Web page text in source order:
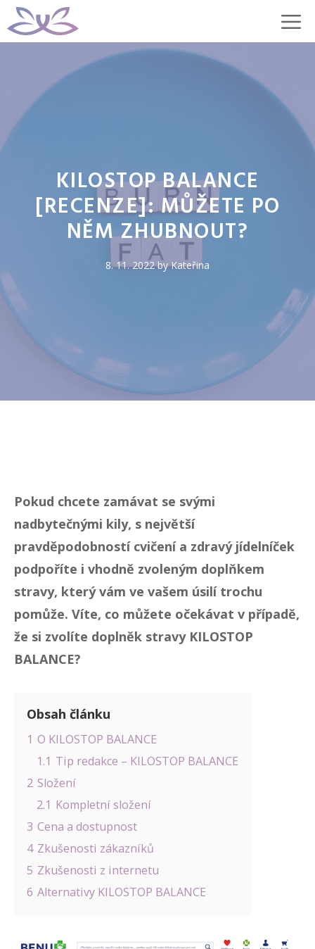
Přeskočit
na
KILOSTOP BALANCE
[RECENZE]: MŮŽETE PO
NĚM ZHUBNOUT?
8. 11. 2022byKateřina
Pokud chcete zamávat se svými
nadbytečnými kily, s největší
pravděpodobností cvičení a zdravý jídelníček
podpoříte i vhodně zvoleným doplňkem
stravy, který vám ve vašem úsilí trochu
pomůže. Víte, co můžete očekávat v případě,
že si zvolíte doplněk stravy KILOSTOP
BALANCE?
Obsah článku
1 O KILOSTOP BALANCE
1.1 Tip redakce – KILOSTOP BALANCE
2 Složení
2.1 Kompletní složení
3 Cena a dostupnost
4 Zkušenosti zákazníků
5 Zkušenosti z internetu
6 Alternativy KILOSTOP BALANCE